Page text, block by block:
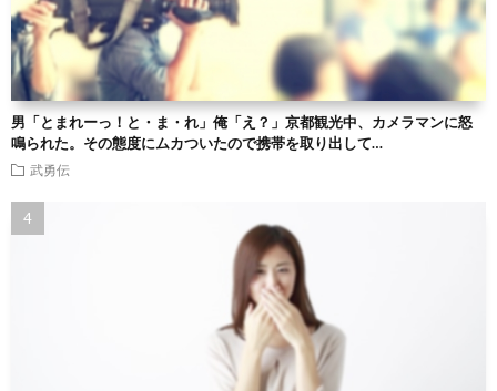
男「とまれーっ！と・ま・れ」俺「え？」京都観光中、カメラマンに怒
鳴られた。その態度にムカついたので携帯を取り出して…
武勇伝